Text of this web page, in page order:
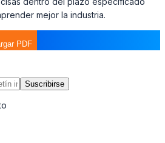
mejor la industria.
PDF
Suscribirse